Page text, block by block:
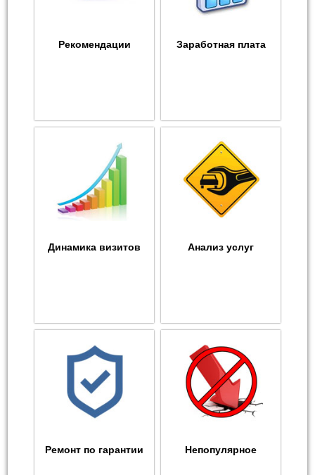
Рекомендации Заработная плата
Динамика визитов Анализ услуг
Ремонт по гарантии Непопулярное